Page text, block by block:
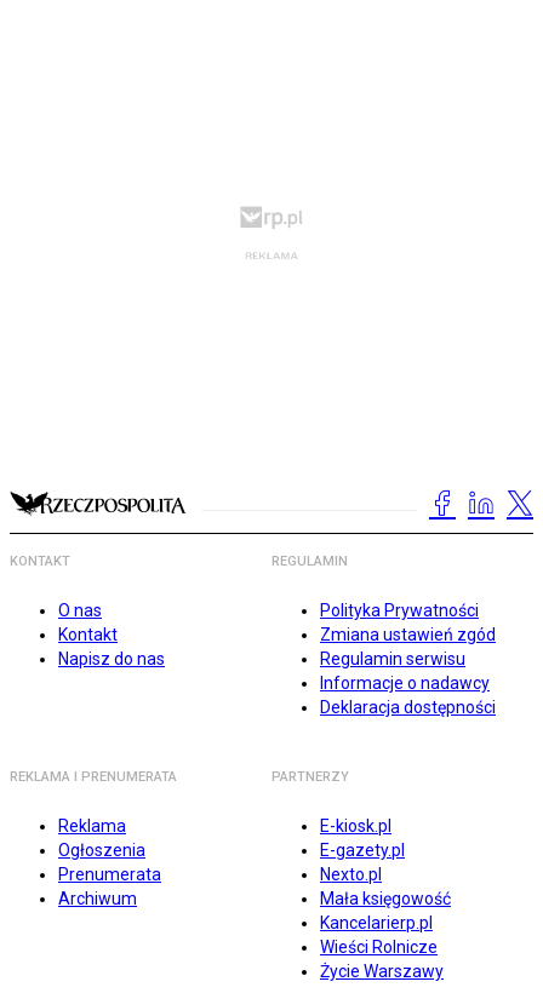
KONTAKT
O nas
Kontakt
Napisz do nas
REGULAMIN
Polityka Prywatności
Zmiana ustawień zgód
Regulamin serwisu
Informacje o nadawcy
Deklaracja dostępności
REKLAMA I PRENUMERATA
Reklama
Ogłoszenia
Prenumerata
Archiwum
PARTNERZY
E-kiosk.pl
E-gazety.pl
Nexto.pl
Mała księgowość
Kancelarierp.pl
Wieści Rolnicze
Życie Warszawy